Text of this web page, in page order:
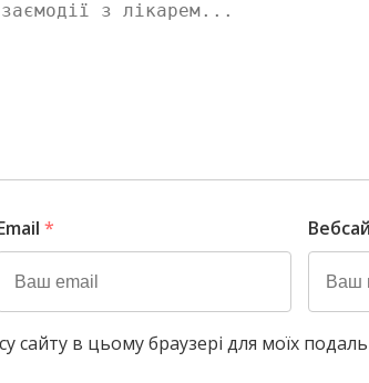
*
сайту в цьому браузері для моїх